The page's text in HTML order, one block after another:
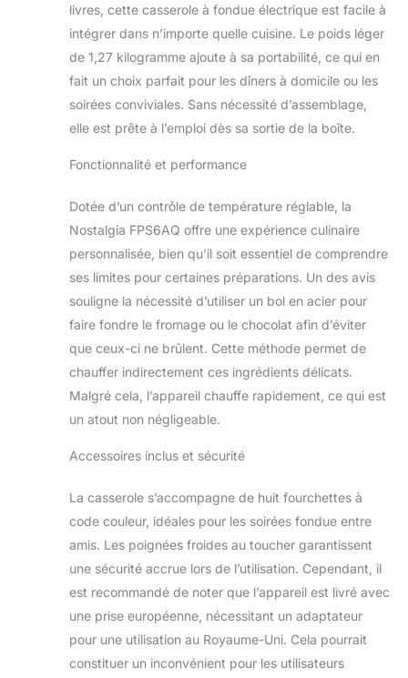
pain, des bretzels,
des ailes de poulet,
des côtes et plus
encore dans une
variété de sauces à
sauce buffle, la
ranch, le chocolat,
bouillons et plus
encore Contrôle de
la température :
à la température
idéale en ajustant le
cadran de contrôle
de la température (1
à 5 réglages)
Poignées froides :
utilisez les poignées
manipulation sûre
déplaçant le pot
amovible 8
couleur : permet
aux invités de servir
eux-mêmes une
fondue au chocolat
décadente, de
délicieuses sauces
au fromage et plus
livres, cette casserole à fondue électrique est facile à
intégrer dans n’importe quelle cuisine. Le poids léger
de 1,27 kilogramme ajoute à sa portabilité, ce qui en
fait un choix parfait pour les dîners à domicile ou les
soirées conviviales. Sans nécessité d’assemblage,
elle est prête à l’emploi dès sa sortie de la boîte.
Fonctionnalité et performance
Dotée d’un contrôle de température réglable, la
Nostalgia FPS6AQ offre une expérience culinaire
personnalisée, bien qu’il soit essentiel de comprendre
ses limites pour certaines préparations. Un des avis
souligne la nécessité d’utiliser un bol en acier pour
faire fondre le fromage ou le chocolat afin d’éviter
que ceux-ci ne brûlent. Cette méthode permet de
chauffer indirectement ces ingrédients délicats.
Malgré cela, l’appareil chauffe rapidement, ce qui est
un atout non négligeable.
Accessoires inclus et sécurité
La casserole s’accompagne de huit fourchettes à
code couleur, idéales pour les soirées fondue entre
amis. Les poignées froides au toucher garantissent
une sécurité accrue lors de l’utilisation. Cependant, il
est recommandé de noter que l’appareil est livré avec
une prise européenne, nécessitant un adaptateur
pour une utilisation au Royaume-Uni. Cela pourrait
constituer un inconvénient pour les utilisateurs